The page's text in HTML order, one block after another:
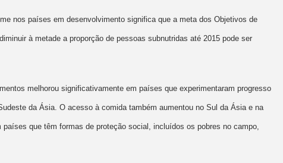
nos países em desenvolvimento significa que a meta dos Objetivos de
à metade a proporção de pessoas subnutridas até 2015 pode ser
melhorou significativamente em países que experimentaram progresso
da Ásia. O acesso à comida também aumentou no Sul da Ásia e na
que têm formas de proteção social, incluídos os pobres no campo,